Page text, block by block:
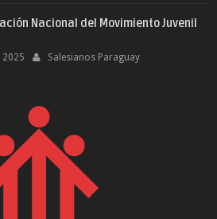
Nacional del Movimiento Juvenil
2025 Salesianos Paraguay